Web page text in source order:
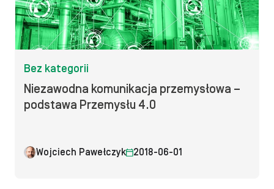
Bez kategorii
Niezawodna komunikacja przemysłowa –
podstawa Przemysłu 4.0
Wojciech Pawełczyk 2018-06-01